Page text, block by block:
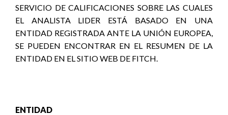
SERVICIO DE CALIFICACIONES SOBRE LAS CUALES
EL ANALISTA LIDER ESTÁ BASADO EN UNA
ENTIDAD REGISTRADA ANTE LA UNIÓN EUROPEA,
SE PUEDEN ENCONTRAR EN EL RESUMEN DE LA
ENTIDAD EN EL SITIO WEB DE FITCH.
ENTIDAD